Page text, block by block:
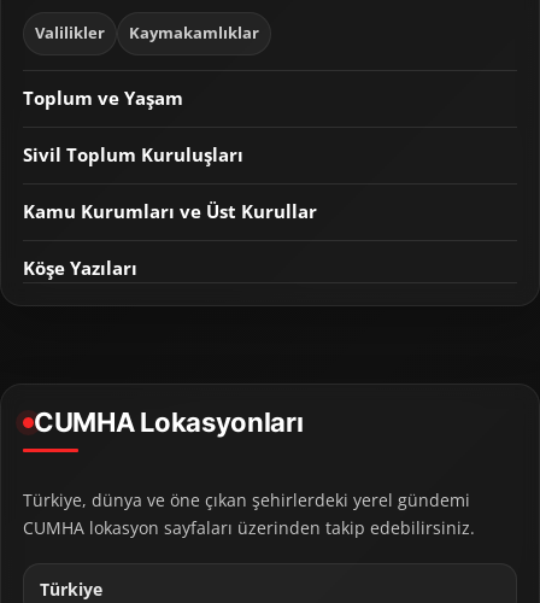
Valilikler Kaymakamlıklar
Toplum ve Yaşam
Sivil Toplum Kuruluşları
Kamu Kurumları ve Üst Kurullar
Köşe Yazıları
CUMHA Lokasyonları
Türkiye, dünya ve öne çıkan şehirlerdeki yerel gündemi
CUMHA lokasyon sayfaları üzerinden takip edebilirsiniz.
Türkiye